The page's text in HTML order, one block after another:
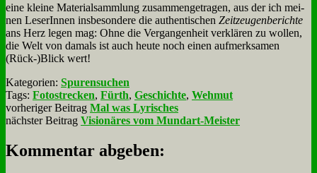
ei­ne klei­ne Ma­te­ri­al­samm­lung zu­sam­men­ge­tra­gen, aus der ich mei­
nen Le­se­rIn­nen ins­be­son­de­re die au­then­ti­schen Zeit­zeu­gen­be­rich­te
ans Herz le­gen mag: Oh­ne die Ver­gan­gen­heit ver­klä­ren zu wol­len,
die Welt von da­mals ist auch heu­te noch ei­nen auf­merk­sa­men
(Rück-)Blick wert!
Kategorien: Spurensuchen
Tags: Fotostrecken, Fürth, Geschichte, Wehmut
vorheriger Beitrag Mal was Lyrisches
nächster Beitrag Visionäres vom Mundart-Meister
Kommentar abgeben: